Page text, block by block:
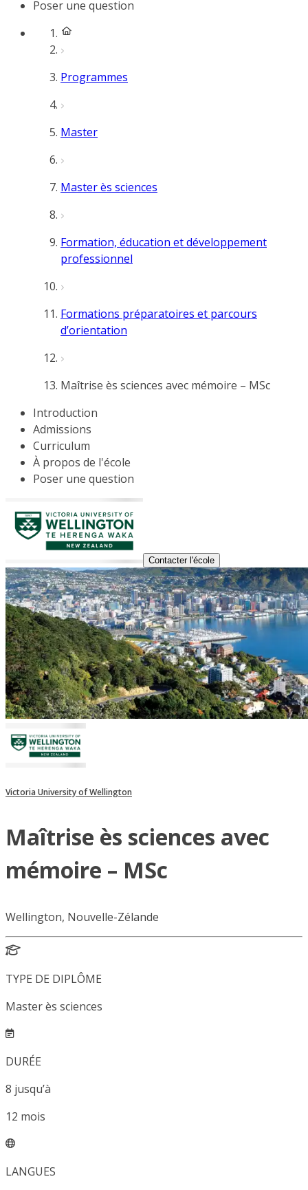
Poser une question
Programmes
Master
Master ès sciences
Formation, éducation et développement
professionnel
Formations préparatoires et parcours
d’orientation
Maîtrise ès sciences avec mémoire – MSc
Introduction
Admissions
Curriculum
À propos de l'école
Poser une question
Contacter l'école
Victoria University of Wellington
Maîtrise ès sciences avec
mémoire – MSc
Wellington, Nouvelle-Zélande
TYPE DE DIPLÔME
Master ès sciences
DURÉE
8 jusqu’à
12 mois
LANGUES